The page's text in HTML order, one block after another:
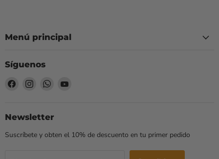
Menú principal
Síguenos
EncuéntrenosEncuéntrenosEncuéntrenos
Newsletter
Suscríbete y obten el 10% de descuento en tu primer pedido